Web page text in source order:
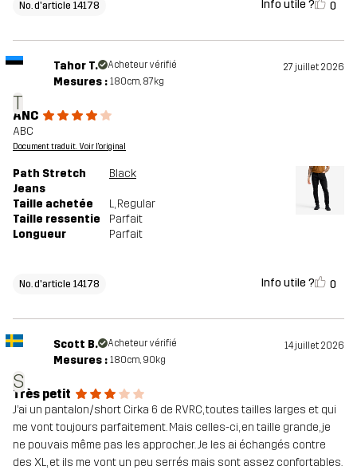
No. d'article 14178 Info utile ? 0
T
Tahor T. Acheteur vérifié 27 juillet 2026
Mesures : 180cm, 87kg
ANC
ABC
Document traduit. Voir l'original
Path Stretch
Jeans
Black
Taille achetée L, Regular
Taille ressentie
Parfait
Longueur
Parfait
No. d'article 14178 Info utile ? 0
S
Scott B. Acheteur vérifié 14 juillet 2026
Mesures : 180cm, 90kg
Très petit
J’ai un pantalon/short Cirka 6 de RVRC, toutes tailles larges et qui
me vont toujours parfaitement. Mais celles-ci, en taille grande, je
ne pouvais même pas les approcher. Je les ai échangés contre
des XL, et ils me vont un peu serrés mais sont assez confortables.